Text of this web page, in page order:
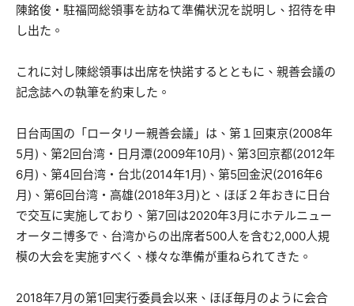
陳銘俊・駐福岡総領事を訪ねて準備状況を説明し、招待を申
し出た。
これに対し陳総領事は出席を快諾するとともに、親善会議の
記念誌への執筆を約束した。
日台両国の「ロータリー親善会議」は、第１回東京(2008年
5月)、第2回台湾・日月潭(2009年10月)、第3回京都(2012年
6月)、第4回台湾・台北(2014年1月)、第5回金沢(2016年6
月)、第6回台湾・高雄(2018年3月)と、ほぼ２年おきに日台
で交互に実施しており、第7回は2020年3月にホテルニュー
オータニ博多で、台湾からの出席者500人を含む2,000人規
模の大会を実施すべく、様々な準備が重ねられてきた。
2018年7月の第1回実行委員会以来、ほぼ毎月のように会合